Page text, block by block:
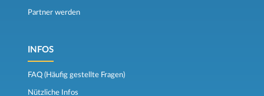
Partner werden
INFOS
FAQ (Häufig gestellte Fragen)
Nützliche Infos